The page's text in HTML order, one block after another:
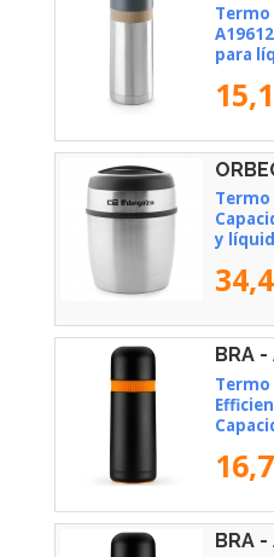
Termo
para
Termo
y
BRA
Termo
BRA -